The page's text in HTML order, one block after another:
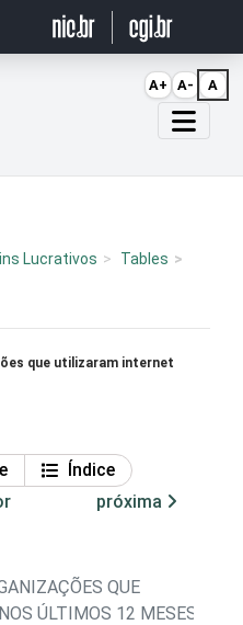
Lucrativos
Tables
que utilizaram internet
Índice
próxima
QUE
ÚLTIMOS 12 MESES
A+ A- A